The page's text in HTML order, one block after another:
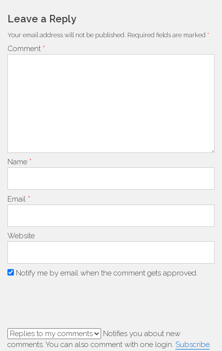
Leave a Reply
Your email address will not be published. Required fields are marked *
Comment *
Name *
Email *
Website
Notify me by email when the comment gets approved.
Notifies you about new
comments. You can also comment with one login. Subscribe.